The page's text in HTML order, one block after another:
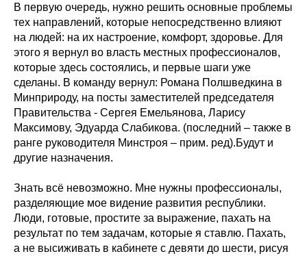
В первую очередь, нужно решить основные проблемы
тех направлений, которые непосредственно влияют
на людей: на их настроение, комфорт, здоровье. Для
этого я вернул во власть местных профессионалов,
которые здесь состоялись, и первые шаги уже
сделаны. В команду вернул: Романа Полшведкина в
Минприроду, на посты заместителей председателя
Правительства - Сергея Емельянова, Ларису
Максимову, Эдуарда Слабикова. (последний – также в
ранге руководителя Минстроя – прим. ред).Будут и
другие назначения.
Знать всё невозможно. Мне нужны профессионалы,
разделяющие мое видение развития республики.
Люди, готовые, простите за выражение, пахать на
результат по тем задачам, которые я ставлю. Пахать,
а не высиживать в кабинете с девяти до шести, рисуя